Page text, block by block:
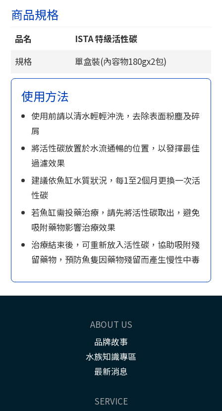
商品規格
品名
ISTA 特級活性碳
規格
單盒裝(內容物180gx2包)
使用方法
使用前請以清水輕輕沖洗，去除表面粉塵及碎
屑
將活性碳放置於水流通暢的位置，以發揮最佳
過濾效果
建議依魚缸水質狀況，每1至2個月更換一次活
性碳
若魚缸需投藥治療，請先將活性碳取出，避免
吸附藥物影響治療效果
治療結束後，可重新放入活性碳，協助吸附殘
留藥物，預防魚隻因藥物殘留而產生慢性中毒
ABOUT US
品牌故事
水族知識專區
最新消息
SERVICE